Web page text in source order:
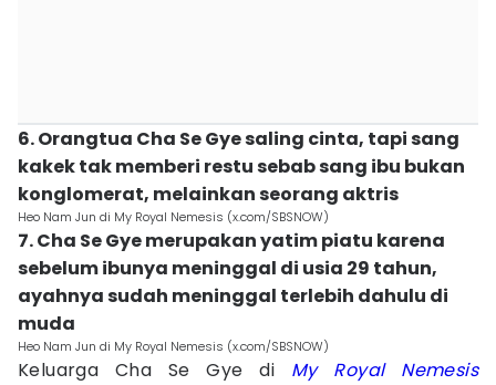
6. Orangtua Cha Se Gye saling cinta, tapi sang
kakek tak memberi restu sebab sang ibu bukan
konglomerat, melainkan seorang aktris
Heo Nam Jun di My Royal Nemesis (x.com/SBSNOW)
7. Cha Se Gye merupakan yatim piatu karena
sebelum ibunya meninggal di usia 29 tahun,
ayahnya sudah meninggal terlebih dahulu di
muda
Heo Nam Jun di My Royal Nemesis (x.com/SBSNOW)
Keluarga Cha Se Gye di
My Royal Nemesis